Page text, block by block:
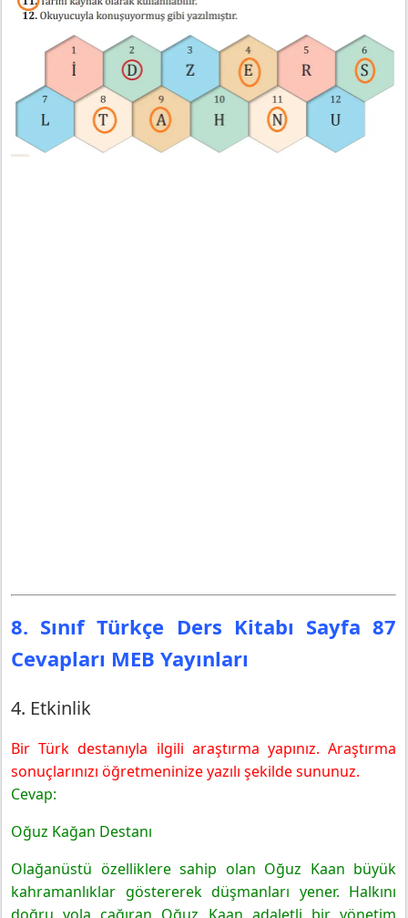
8. Sınıf Türkçe Ders Kitabı Sayfa 87
Cevapları MEB Yayınları
4. Etkinlik
Bir Türk destanıyla ilgili araştırma yapınız. Araştırma
sonuçlarınızı öğretmeninize yazılı şekilde sununuz.
Cevap:
Oğuz Kağan Destanı
Olağanüstü özelliklere sahip olan Oğuz Kaan büyük
kahramanlıklar göstererek düşmanları yener. Halkını